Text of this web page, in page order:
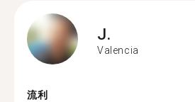
J.
Valencia
流利